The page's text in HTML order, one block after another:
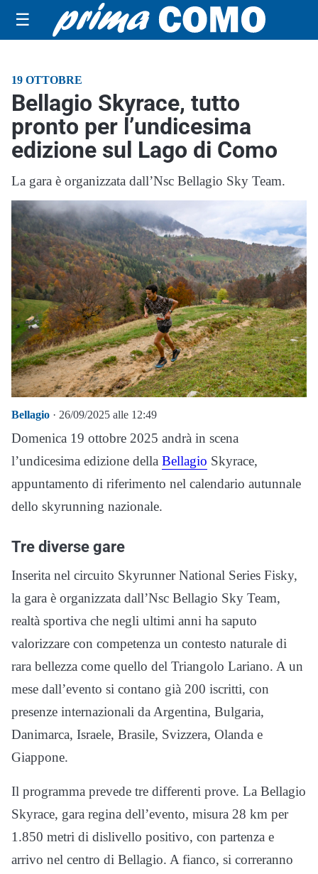
☰
19 OTTOBRE
Bellagio Skyrace, tutto
pronto per l’undicesima
edizione sul Lago di Como
La gara è organizzata dall’Nsc Bellagio Sky Team.
Bellagio · 26/09/2025 alle 12:49
Domenica 19 ottobre 2025 andrà in scena
l’undicesima edizione della Bellagio Skyrace,
appuntamento di riferimento nel calendario autunnale
dello skyrunning nazionale.
Tre diverse gare
Inserita nel circuito Skyrunner National Series Fisky,
la gara è organizzata dall’Nsc Bellagio Sky Team,
realtà sportiva che negli ultimi anni ha saputo
valorizzare con competenza un contesto naturale di
rara bellezza come quello del Triangolo Lariano. A un
mese dall’evento si contano già 200 iscritti, con
presenze internazionali da Argentina, Bulgaria,
Danimarca, Israele, Brasile, Svizzera, Olanda e
Giappone.
Il programma prevede tre differenti prove. La Bellagio
Skyrace, gara regina dell’evento, misura 28 km per
1.850 metri di dislivello positivo, con partenza e
arrivo nel centro di Bellagio. A fianco, si correranno